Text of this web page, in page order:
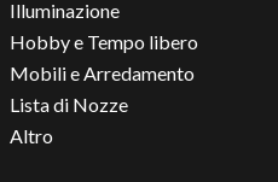
Illuminazione
Hobby e Tempo libero
Mobili e Arredamento
Lista di Nozze
Altro